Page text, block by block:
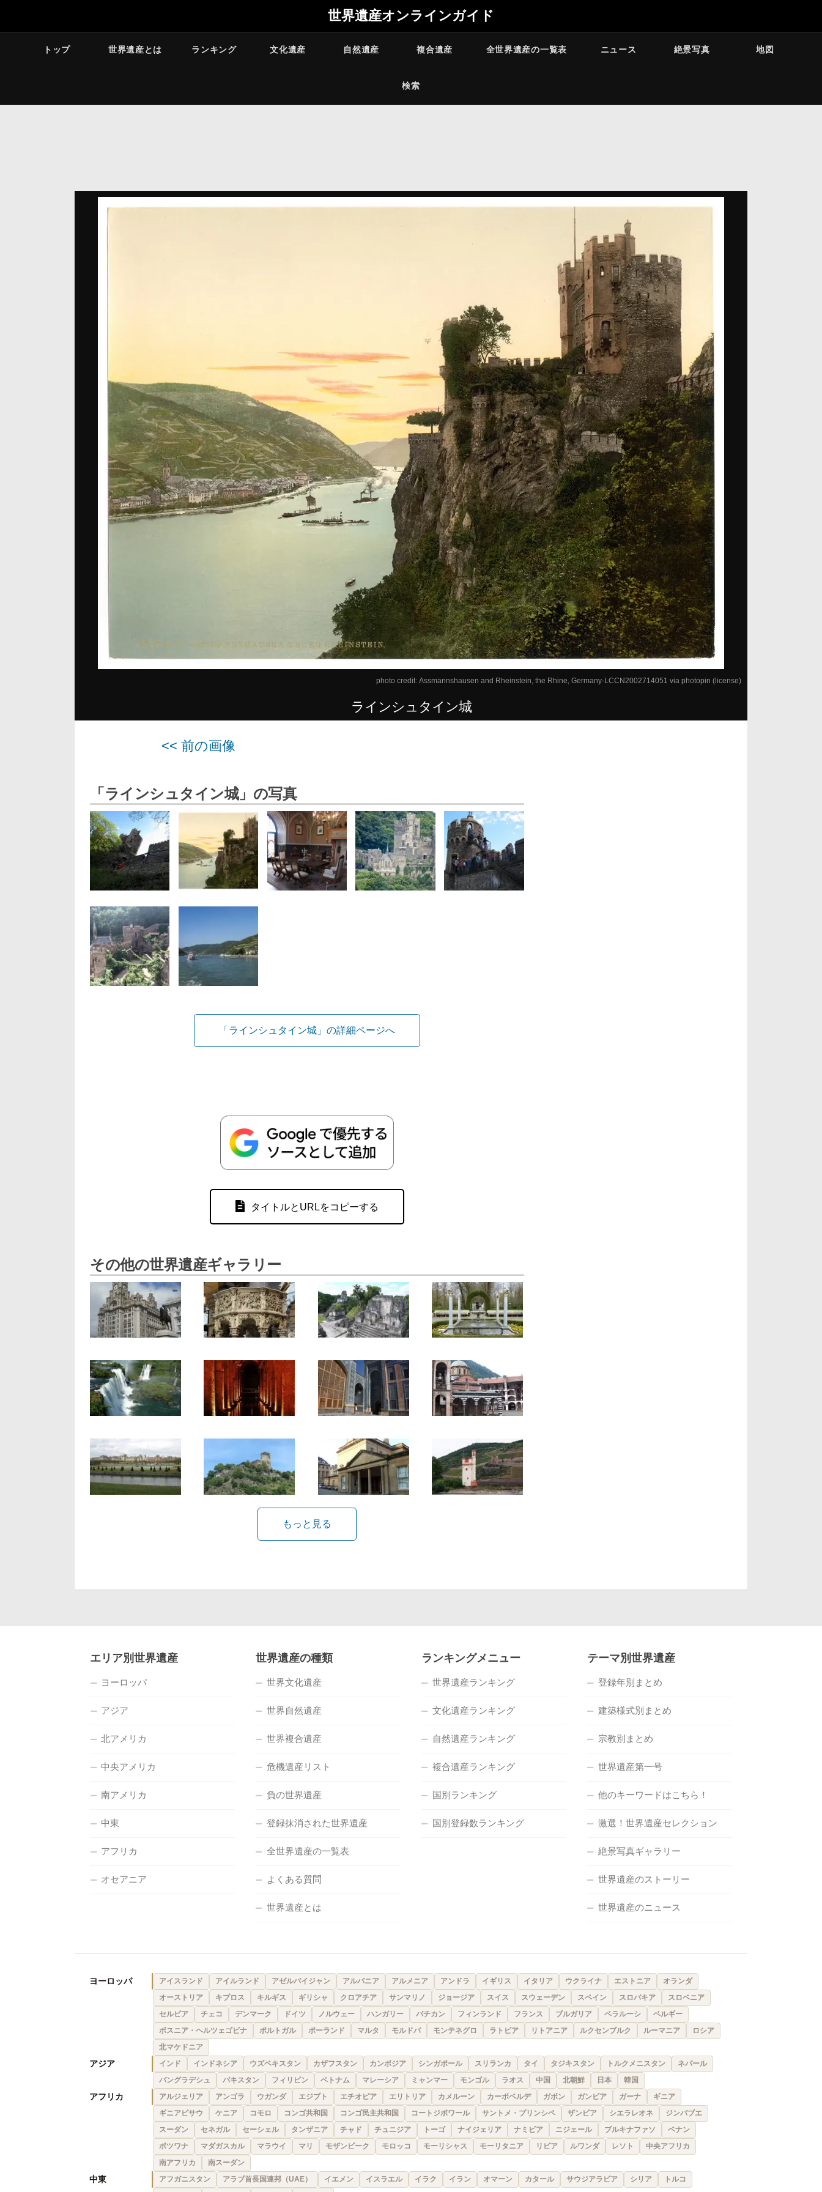
世界遺産オンラインガイド
トップ 世界遺産とは ランキング 文化遺産 自然遺産 複合遺産 全世界遺産の一覧表 ニュース 絶景写真 地図
検索
photo credit: Assmannshausen and Rheinstein, the Rhine, Germany-LCCN2002714051 via photopin (license)
ラインシュタイン城
<< 前の画像
「ラインシュタイン城」の写真
「ラインシュタイン城」の詳細ページへ
タイトルとURLをコピーする
その他の世界遺産ギャラリー
もっと見る
エリア別世界遺産
ヨーロッパ
アジア
北アメリカ
中央アメリカ
南アメリカ
中東
アフリカ
オセアニア
世界遺産の種類
世界文化遺産
世界自然遺産
世界複合遺産
危機遺産リスト
負の世界遺産
登録抹消された世界遺産
全世界遺産の一覧表
よくある質問
世界遺産とは
ランキングメニュー
世界遺産ランキング
文化遺産ランキング
自然遺産ランキング
複合遺産ランキング
国別ランキング
国別登録数ランキング
テーマ別世界遺産
登録年別まとめ
建築様式別まとめ
宗教別まとめ
世界遺産第一号
他のキーワードはこちら！
激選！世界遺産セレクション
絶景写真ギャラリー
世界遺産のストーリー
世界遺産のニュース
ヨーロッパ アイスランド アイルランド アゼルバイジャン アルバニア アルメニア アンドラ イギリス イタリア ウクライナ エストニア
オランダ
オーストリア
キプロス キルギス ギリシャ クロアチア サンマリノ ジョージア スイス スウェーデン スペイン スロバキア
スロベニア
セルビア
チェコ デンマーク ドイツ ノルウェー ハンガリー バチカン フィンランド フランス ブルガリア ベラルーシ
ベルギー
ボスニア・ヘルツェゴビナ
ポルトガル ポーランド マルタ モルドバ モンテネグロ ラトビア リトアニア ルクセンブルク ルーマニア
ロシア
北マケドニア
アジア インド インドネシア ウズベキスタン カザフスタン カンボジア シンガポール スリランカ タイ タジキスタン トルクメニスタン
ネパール
バングラデシュ
パキスタン フィリピン ベトナム マレーシア ミャンマー モンゴル ラオス 中国 北朝鮮 日本 韓国
アフリカ アルジェリア アンゴラ ウガンダ エジプト エチオピア エリトリア カメルーン カーボベルデ ガボン ガンビア ガーナ
ギニア
ギニアビサウ
ケニア コモロ コンゴ共和国 コンゴ民主共和国 コートジボワール サントメ・プリンシペ ザンビア シエラレオネ
ジンバブエ
スーダン
セネガル セーシェル タンザニア チャド チュニジア トーゴ ナイジェリア ナミビア ニジェール ブルキナファソ
ベナン
ボツワナ
マダガスカル マラウイ マリ モザンビーク モロッコ モーリシャス モーリタニア リビア ルワンダ レソト
中央アフリカ
南アフリカ
南スーダン
中東 アフガニスタン アラブ首長国連邦（UAE） イエメン イスラエル イラク イラン オマーン カタール サウジアラビア シリア
トルコ